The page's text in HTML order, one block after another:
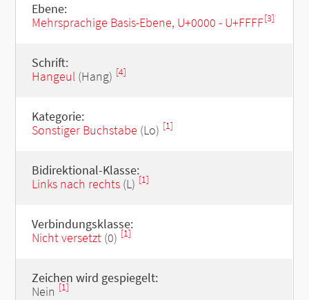
Ebene:
Mehrsprachige Basis-Ebene, U+0000 - U+FFFF[3]
Schrift:
Hangeul(Hang) [4]
Kategorie:
Sonstiger Buchstabe (Lo) [1]
Bidirektional-Klasse:
Links nach rechts(L) [1]
Verbindungsklasse:
Nicht versetzt(0) [1]
Zeichen wird gespiegelt:
Nein [1]